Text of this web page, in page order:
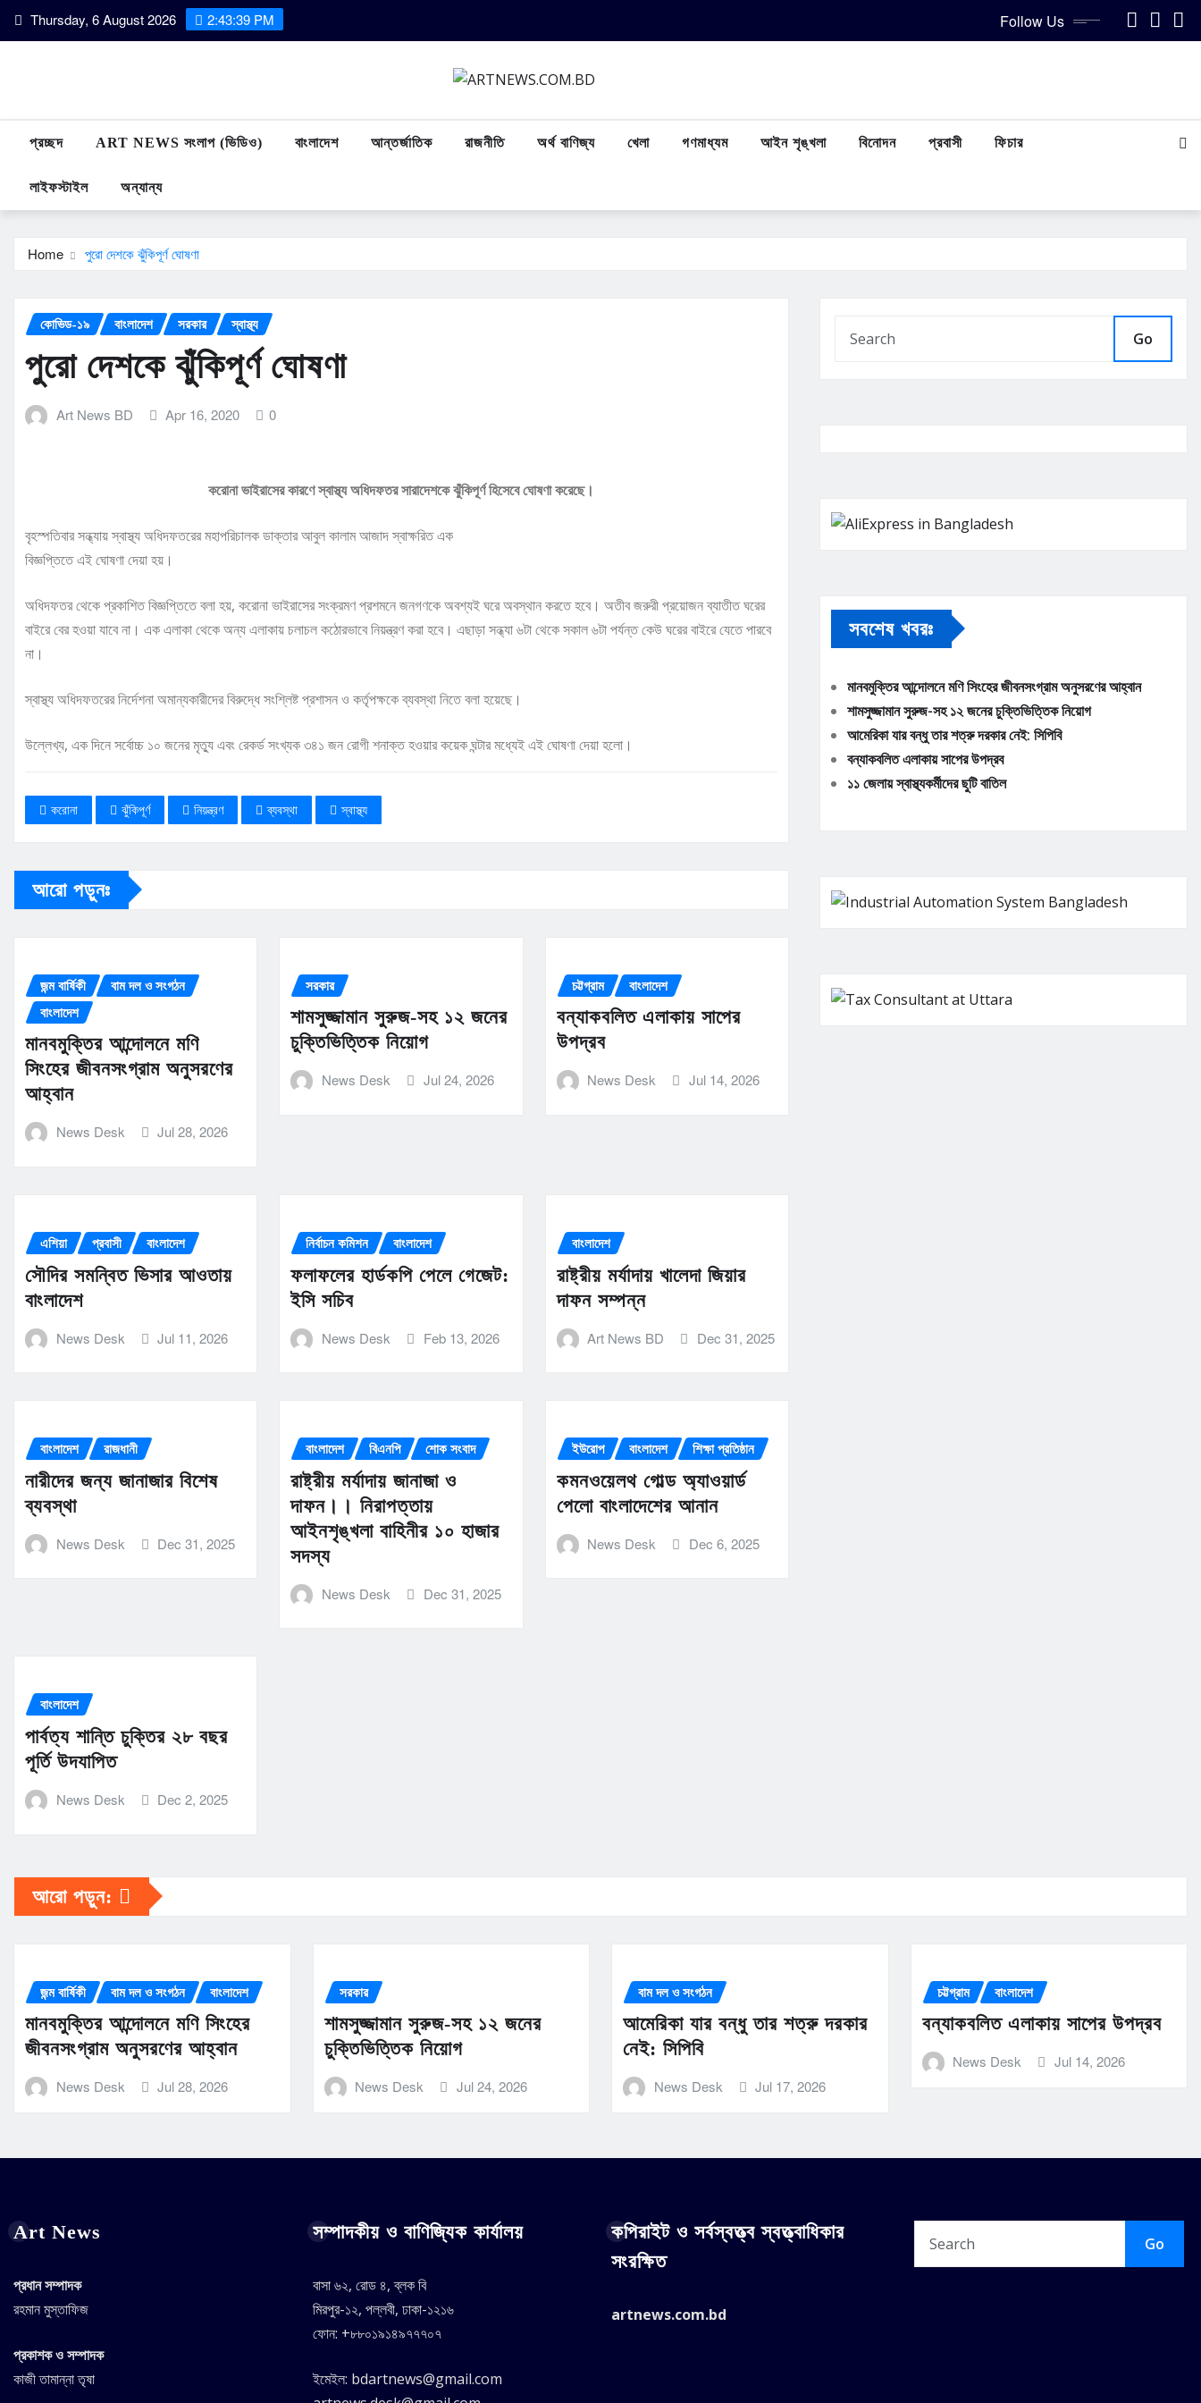
Skip Thursday, 6 August 2026 2:43:39 PM Follow Us
প্রচ্ছদ ART NEWS সংলাপ (ভিডিও) বাংলাদেশ আন্তর্জাতিক রাজনীতি অর্থ বাণিজ্য খেলা গণমাধ্যম আইন শৃঙ্খলা বিনোদন প্রবাসী ফিচার
লাইফস্টাইল অন্যান্য
Home পুরো দেশকে ঝুঁকিপূর্ণ ঘোষণা
কোভিড-১৯ বাংলাদেশ সরকার স্বাস্থ্য
পুরো দেশকে ঝুঁকিপূর্ণ ঘোষণা
Art News BD Apr 16, 2020 0
করোনা ভাইরাসের কারণে স্বাস্থ্য অধিদফতর সারাদেশকে ঝুঁকিপূর্ণ হিসেবে ঘোষণা করেছে।
বৃহস্পতিবার সন্ধ্যায় স্বাস্থ্য অধিদফতরের মহাপরিচালক ডাক্তার আবুল কালাম আজাদ স্বাক্ষরিত এক
বিজ্ঞপ্তিতে এই ঘোষণা দেয়া হয়।
অধিদফতর থেকে প্রকাশিত বিজ্ঞপ্তিতে বলা হয়, করোনা ভাইরাসের সংক্রমণ প্রশমনে জনগণকে অবশ্যই ঘরে অবস্থান করতে হবে। অতীব জরুরী প্রয়োজন ব্যাতীত ঘরের
বাইরে বের হওয়া যাবে না। এক এলাকা থেকে অন্য এলাকায় চলাচল কঠোরভাবে নিয়ন্ত্রণ করা হবে। এছাড়া সন্ধ্যা ৬টা থেকে সকাল ৬টা পর্যন্ত কেউ ঘরের বাইরে যেতে পারবে
না।
স্বাস্থ্য অধিদফতরের নির্দেশনা অমান্যকারীদের বিরুদ্ধে সংশ্লিষ্ট প্রশাসন ও কর্তৃপক্ষকে ব্যবস্থা নিতে বলা হয়েছে।
উল্লেখ্য, এক দিনে সর্বোচ্চ ১০ জনের মৃত্যু এবং রেকর্ড সংখ্যক ৩৪১ জন রোগী শনাক্ত হওয়ার কয়েক ঘন্টার মধ্যেই এই ঘোষণা দেয়া হলো।
করোনা ঝুঁকিপূর্ণ নিয়ন্ত্রণ ব্যবস্থা স্বাস্থ্য
আরো পড়ুনঃ
জন্ম বার্ষিকী
বাম দল ও সংগঠন
বাংলাদেশ
মানবমুক্তির আন্দোলনে মণি
সিংহের জীবনসংগ্রাম অনুসরণের
আহ্বান
News Desk Jul 28, 2026
সরকার
শামসুজ্জামান সুরুজ-সহ ১২ জনের
চুক্তিভিত্তিক নিয়োগ
News Desk Jul 24, 2026
চট্টগ্রাম বাংলাদেশ
বন্যাকবলিত এলাকায় সাপের
উপদ্রব
News Desk Jul 14, 2026
এশিয়া প্রবাসী বাংলাদেশ
সৌদির সমন্বিত ভিসার আওতায়
বাংলাদেশ
News Desk Jul 11, 2026
নির্বাচন কমিশন বাংলাদেশ
ফলাফলের হার্ডকপি পেলে গেজেট:
ইসি সচিব
News Desk Feb 13, 2026
বাংলাদেশ
রাষ্ট্রীয় মর্যাদায় খালেদা জিয়ার
দাফন সম্পন্ন
Art News BD Dec 31, 2025
বাংলাদেশ রাজধানী
নারীদের জন্য জানাজার বিশেষ
ব্যবস্থা
News Desk Dec 31, 2025
বাংলাদেশ বিএনপি শোক সংবাদ
রাষ্ট্রীয় মর্যাদায় জানাজা ও
দাফন।। নিরাপত্তায়
আইনশৃঙ্খলা বাহিনীর ১০ হাজার
সদস্য
News Desk Dec 31, 2025
ইউরোপ বাংলাদেশ শিক্ষা প্রতিষ্ঠান
কমনওয়েলথ গোল্ড অ্যাওয়ার্ড
পেলো বাংলাদেশের আনান
News Desk Dec 6, 2025
বাংলাদেশ
পার্বত্য শান্তি চুক্তির ২৮ বছর
পূর্তি উদযাপিত
News Desk Dec 2, 2025
Go
সবশেষ খবরঃ
মানবমুক্তির আন্দোলনে মণি সিংহের জীবনসংগ্রাম অনুসরণের আহ্বান
শামসুজ্জামান সুরুজ-সহ ১২ জনের চুক্তিভিত্তিক নিয়োগ
আমেরিকা যার বন্ধু তার শত্রু দরকার নেই: সিপিবি
বন্যাকবলিত এলাকায় সাপের উপদ্রব
১১ জেলায় স্বাস্থ্যকর্মীদের ছুটি বাতিল
আরো পড়ুন:
জন্ম বার্ষিকী বাম দল ও সংগঠন বাংলাদেশ
মানবমুক্তির আন্দোলনে মণি সিংহের
জীবনসংগ্রাম অনুসরণের আহ্বান
News Desk Jul 28, 2026
সরকার
শামসুজ্জামান সুরুজ-সহ ১২ জনের
চুক্তিভিত্তিক নিয়োগ
News Desk Jul 24, 2026
বাম দল ও সংগঠন
আমেরিকা যার বন্ধু তার শত্রু দরকার
নেই: সিপিবি
News Desk Jul 17, 2026
চট্টগ্রাম বাংলাদেশ
বন্যাকবলিত এলাকায় সাপের উপদ্রব
News Desk Jul 14, 2026
Art News
প্রধান সম্পাদক
রহমান মুস্তাফিজ
প্রকাশক ও সম্পাদক
কাজী তামান্না তৃষা
সম্পাদকীয় ও বাণিজ্যিক কার্যালয়
বাসা ৬২, রোড ৪, ব্লক বি
মিরপুর-১২, পল্লবী, ঢাকা-১২১৬
ফোন: +৮৮০১৯১৪৯৭৭৭০৭
ইমেইল: bdartnews@gmail.com
কপিরাইট ও সর্বস্বত্ত্ব স্বত্ত্বাধিকার
সংরক্ষিত
artnews.com.bd
Go